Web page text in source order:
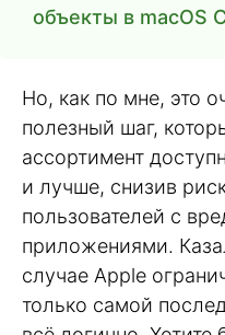
объекты в macOS
Но, как по мне, это
полезный шаг,
ассортимент
и лучше, снизив
пользователей с
приложениями.
случае Apple
только самой